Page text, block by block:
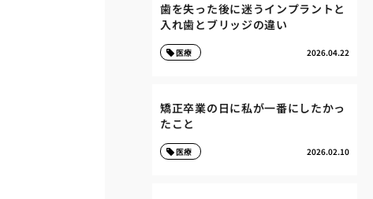
歯を失った後に迷うインプラントと
入れ歯とブリッジの違い
2026.04.22
医療
矯正卒業の日に私が一番にしたかっ
たこと
2026.02.10
医療